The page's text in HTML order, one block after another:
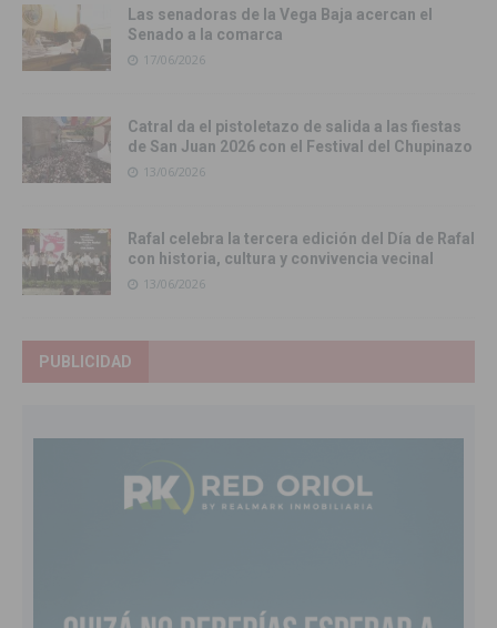
Las senadoras de la Vega Baja acercan el
Senado a la comarca
17/06/2026
Catral da el pistoletazo de salida a las fiestas
de San Juan 2026 con el Festival del Chupinazo
13/06/2026
Rafal celebra la tercera edición del Día de Rafal
con historia, cultura y convivencia vecinal
13/06/2026
PUBLICIDAD